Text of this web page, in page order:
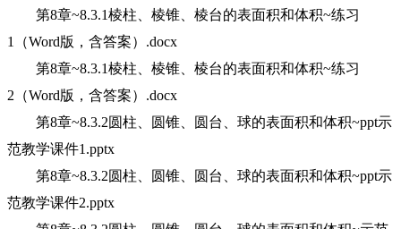
第8章~8.3.1棱柱、棱锥、棱台的表面积和体积~练习
1（Word版，含答案）.docx
第8章~8.3.1棱柱、棱锥、棱台的表面积和体积~练习
2（Word版，含答案）.docx
第8章~8.3.2圆柱、圆锥、圆台、球的表面积和体积~ppt示
范教学课件1.pptx
第8章~8.3.2圆柱、圆锥、圆台、球的表面积和体积~ppt示
范教学课件2.pptx